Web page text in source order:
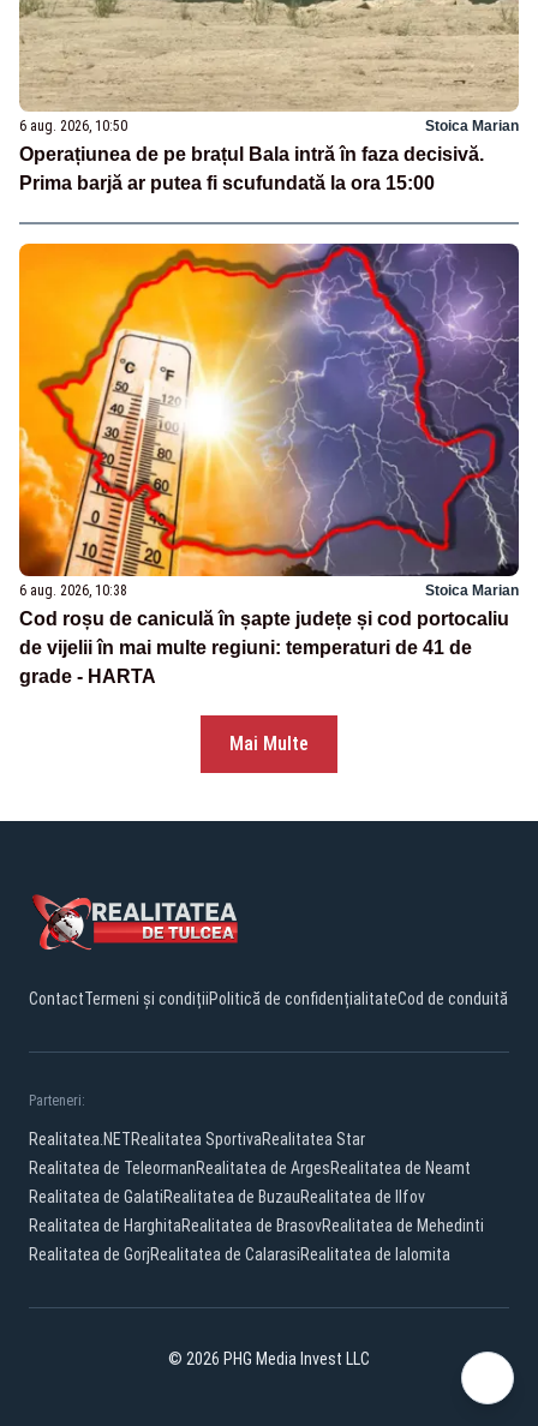
6 aug. 2026, 10:50 Stoica Marian
Operațiunea de pe brațul Bala intră în faza decisivă.
Prima barjă ar putea fi scufundată la ora 15:00
6 aug. 2026, 10:38 Stoica Marian
Cod roșu de caniculă în șapte județe și cod portocaliu
de vijelii în mai multe regiuni: temperaturi de 41 de
grade - HARTA
Mai Multe
ContactTermeni și condițiiPolitică de confidențialitateCod de conduită
Parteneri:
Realitatea.NETRealitatea SportivaRealitatea Star
Realitatea de TeleormanRealitatea de ArgesRealitatea de Neamt
Realitatea de GalatiRealitatea de BuzauRealitatea de Ilfov
Realitatea de HarghitaRealitatea de BrasovRealitatea de Mehedinti
Realitatea de GorjRealitatea de CalarasiRealitatea de Ialomita
© 2026 PHG Media Invest LLC